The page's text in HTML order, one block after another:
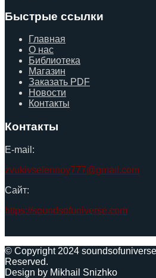
Быстрые ссылки
Главная
О нас
Библиотека
Магазин
Заказать PDF
Новости
Контакты
Контакты
E-mail:
zvukivselennoy777@gmail.com
Сайт:
https://soundsofuniverse.com
© Copyright 2024
Reserved.
Design by Mikhail Snizhko